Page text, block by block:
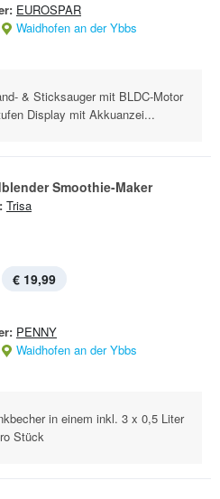
EUROSPAR
Waidhofen an der Ybbs
& Sticksauger mit BLDC-Motor
Display mit Akkuanzei...
Smoothie-Maker
Trisa
€ 19,99
PENNY
Waidhofen an der Ybbs
in einem inkl. 3 x 0,5 Liter
Stück